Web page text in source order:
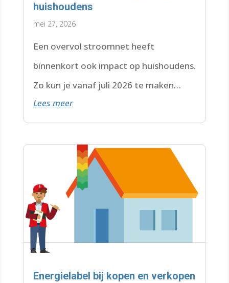
huishoudens
mei 27, 2026
Een overvol stroomnet heeft
binnenkort ook impact op huishoudens.
Zo kun je vanaf juli 2026 te maken
krijgen met een wachtlijst.
Lees meer
Energielabel bij kopen en verkopen